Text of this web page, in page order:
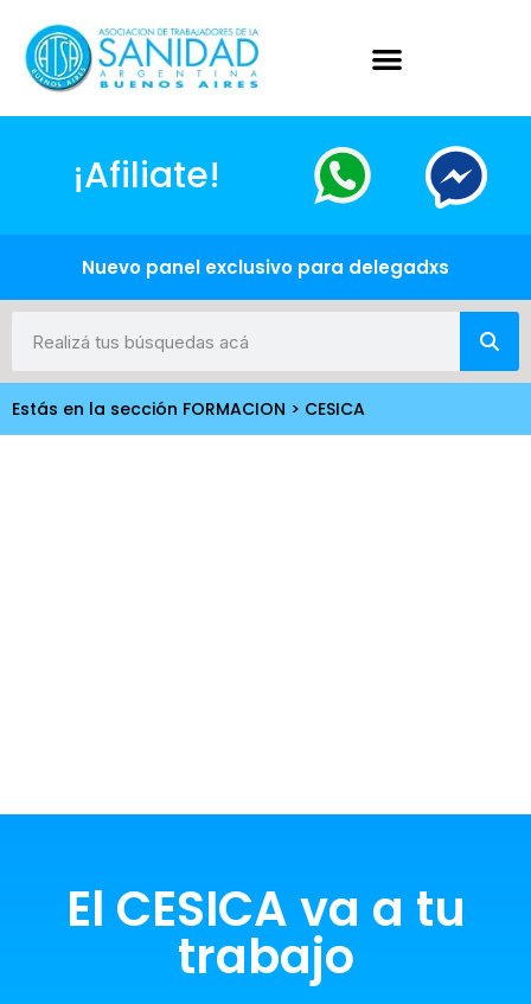
¡Afiliate!
Nuevo panel exclusivo para delegadxs
Estás en la sección FORMACION > CESICA
El CESICA va a tu
trabajo